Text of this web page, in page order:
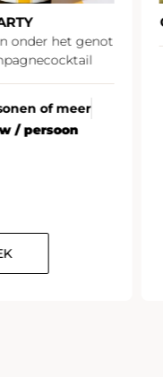
onder het genot
of meer
/ persoon